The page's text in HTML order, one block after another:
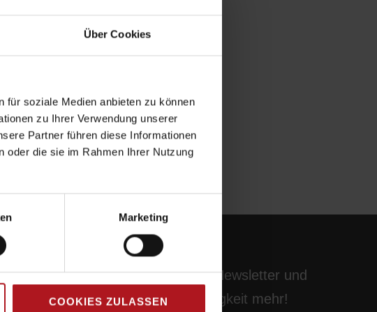
Über Cookies
für soziale Medien anbieten zu können
zu Ihrer Verwendung unserer
Partner führen diese Informationen
oder die sie im Rahmen Ihrer Nutzung
Marketing
COOKIES ZULASSEN
Abonnieren Sie unseren Newsletter und
verpassen Sie keine Neuigkeit mehr!